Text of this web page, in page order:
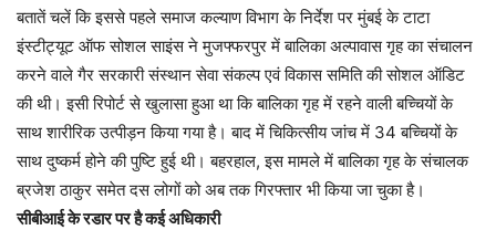
बतातें चलें कि इससे पहले समाज कल्याण विभाग के निर्देश पर मुंबई के टाटा
इंस्टीट्यूट ऑफ सोशल साइंस ने मुजफ्फरपुर में बालिका अल्पावास गृह का संचालन
करने वाले गैर सरकारी संस्थान सेवा संकल्प एवं विकास समिति की सोशल ऑडिट
की थी। इसी रिपोर्ट से खुलासा हुआ था कि बालिका गृह में रहने वाली बच्चियों के
साथ शारीरिक उत्पीड़न किया गया है। बाद में चिकित्सीय जांच में 34 बच्चियों के
साथ दुष्कर्म होने की पुष्टि हुई थी। बहरहाल, इस मामले में बालिका गृह के संचालक
ब्रजेश ठाकुर समेत दस लोगों को अब तक गिरफ्तार भी किया जा चुका है।
सीबीआई के रडार पर है कई अधिकारी